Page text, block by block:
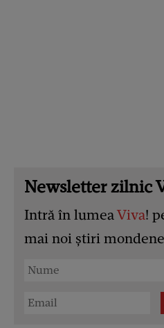
Newsletter zilnic
Intră în lumeaViva!
mai noi știri